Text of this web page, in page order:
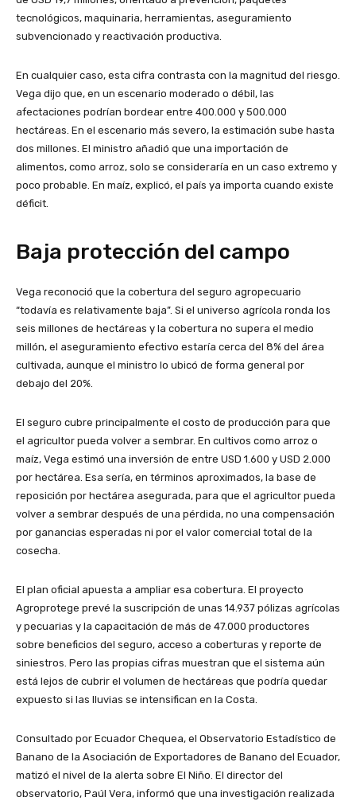
tecnológicos, maquinaria, herramientas, aseguramiento
subvencionado y reactivación productiva.
En cualquier caso, esta cifra contrasta con la magnitud del riesgo.
Vega dijo que, en un escenario moderado o débil, las
afectaciones podrían bordear entre 400.000 y 500.000
hectáreas. En el escenario más severo, la estimación sube hasta
dos millones. El ministro añadió que una importación de
alimentos, como arroz, solo se consideraría en un caso extremo y
poco probable. En maíz, explicó, el país ya importa cuando existe
déficit.
Baja protección del campo
Vega reconoció que la cobertura del seguro agropecuario
“todavía es relativamente baja”. Si el universo agrícola ronda los
seis millones de hectáreas y la cobertura no supera el medio
millón, el aseguramiento efectivo estaría cerca del 8% del área
cultivada, aunque el ministro lo ubicó de forma general por
debajo del 20%.
El seguro cubre principalmente el costo de producción para que
el agricultor pueda volver a sembrar. En cultivos como arroz o
maíz, Vega estimó una inversión de entre USD 1.600 y USD 2.000
por hectárea. Esa sería, en términos aproximados, la base de
reposición por hectárea asegurada, para que el agricultor pueda
volver a sembrar después de una pérdida, no una compensación
por ganancias esperadas ni por el valor comercial total de la
cosecha.
El plan oficial apuesta a ampliar esa cobertura. El proyecto
Agroprotege prevé la suscripción de unas 14.937 pólizas agrícolas
y pecuarias y la capacitación de más de 47.000 productores
sobre beneficios del seguro, acceso a coberturas y reporte de
siniestros. Pero las propias cifras muestran que el sistema aún
está lejos de cubrir el volumen de hectáreas que podría quedar
expuesto si las lluvias se intensifican en la Costa.
Consultado por Ecuador Chequea, el Observatorio Estadístico de
Banano de la Asociación de Exportadores de Banano del Ecuador,
matizó el nivel de la alerta sobre El Niño. El director del
observatorio, Paúl Vera, informó que una investigación realizada